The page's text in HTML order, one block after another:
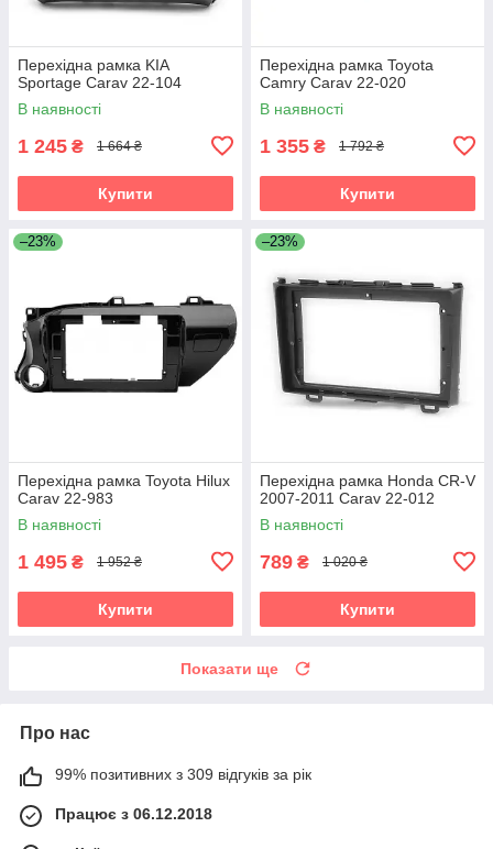
Перехідна рамка KIA
Sportage Carav 22-104
В наявності
1 245 ₴ 1 664 ₴
Купити
Перехідна рамка Toyota
Camry Carav 22-020
В наявності
1 355 ₴ 1 792 ₴
Купити
–23%
Перехідна рамка Toyota Hilux
Carav 22-983
В наявності
1 495 ₴ 1 952 ₴
Купити
–23%
Перехідна рамка Honda CR-V
2007-2011 Carav 22-012
В наявності
789 ₴ 1 020 ₴
Купити
Показати ще
Про нас
99% позитивних з 309 відгуків за рік
Працює з 06.12.2018